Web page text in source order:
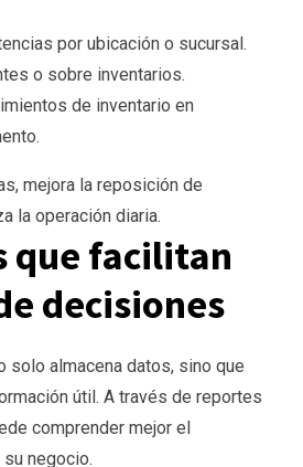
por ubicación o sucursal.
o sobre inventarios.
de inventario en
mejora la reposición de
la operación diaria.
que facilitan
decisiones
solo almacena datos, sino que
útil. A través de reportes
comprender mejor el
negocio.